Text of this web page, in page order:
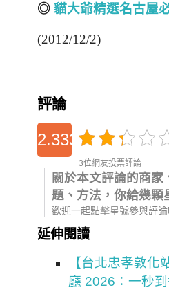
◎ 貓大爺精選名古屋
(2012/12/2)
評論
2.3333333333333
3位網友投票評論
關於本文評論的商家
題、方法，你給幾顆
歡迎一起點擊星號參與評論
延伸閱讀
【台北忠孝敦化
廳 2026：一秒